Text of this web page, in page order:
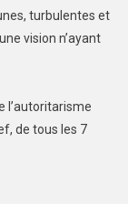
turbulentes et
vision n’ayant
l’autoritarisme
de tous les 7